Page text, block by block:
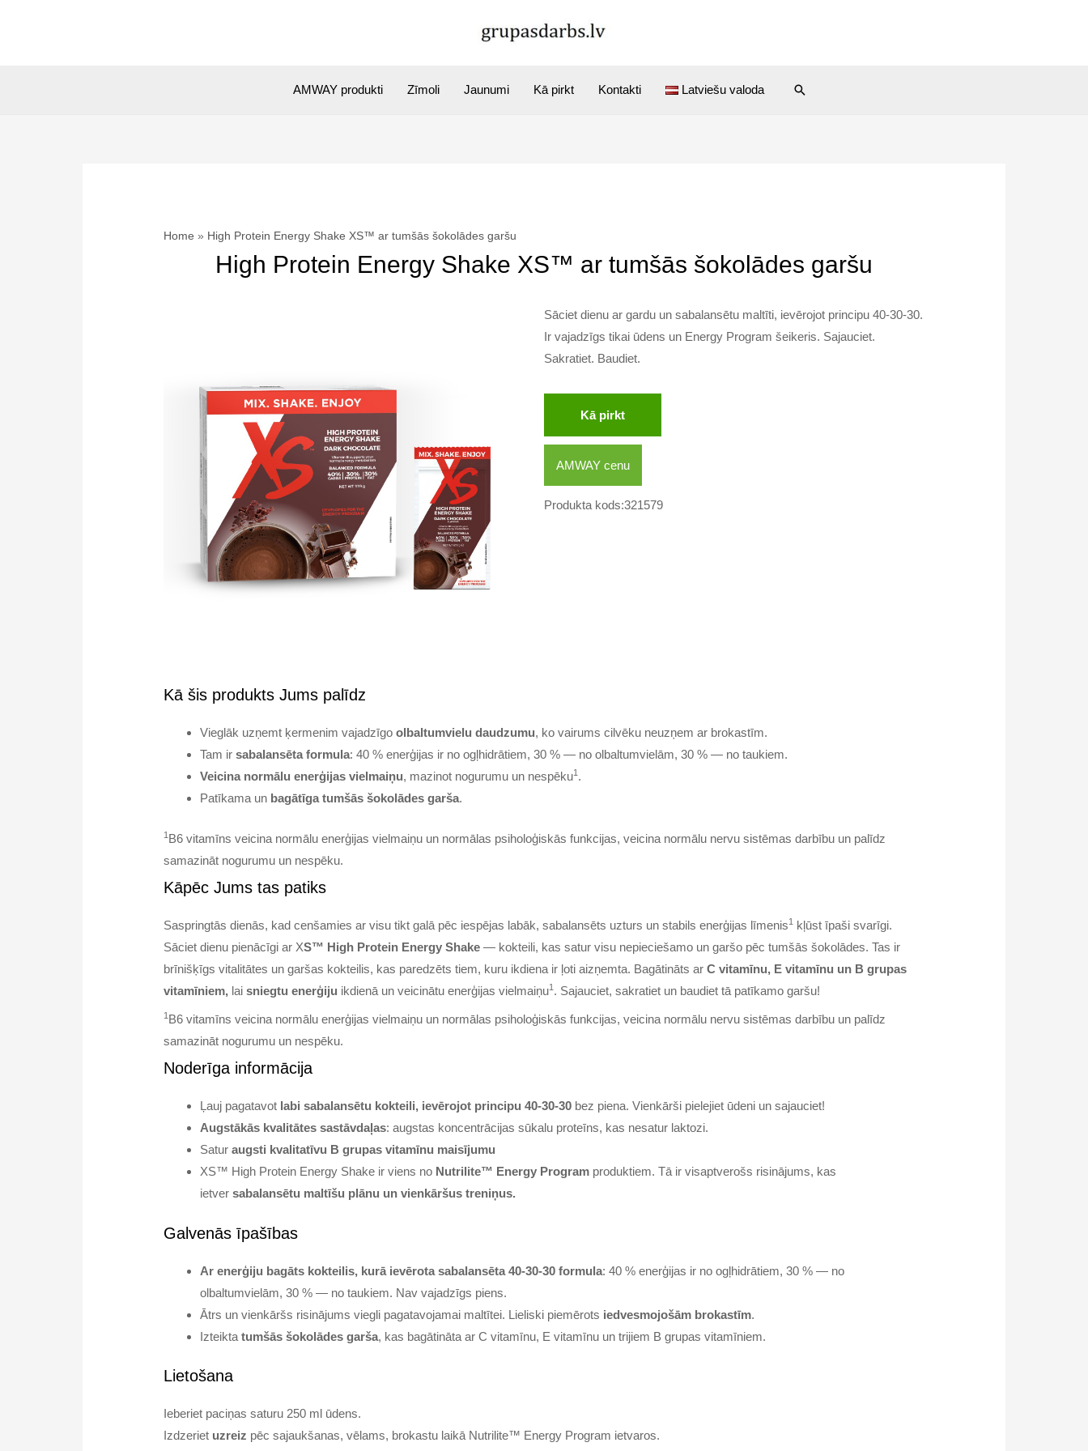
AMWAY produkti Zīmoli Jaunumi Kā pirkt Kontakti Latviešu valoda Search
Home High Protein Energy Shake XS™ ar tumšās šokolādes garšu
High Protein Energy Shake XS™ ar tumšās šokolādes garšu
Sāciet dienu ar gardu un sabalansētu maltīti, ievērojot principu 40-30-30.
Ir vajadzīgs tikai ūdens un Energy Program šeikeris. Sajauciet.
Sakratiet. Baudiet.
Kā pirkt
AMWAY cenu
Produkta kods:321579
Kā šis produkts Jums palīdz
Vieglāk uzņemt ķermenim vajadzīgoolbaltumvielu daudzumu, ko vairums cilvēku neuzņem ar brokastīm.
Tam irsabalansēta formula: 40 % enerģijas ir no ogļhidrātiem, 30 % — no olbaltumvielām, 30 % — no taukiem.
Veicina normālu enerģijas vielmaiņu, mazinot nogurumu un nespēku1.
Patīkama un bagātīga tumšās šokolādes garša.
1 B6 vitamīns veicina normālu enerģijas vielmaiņu un normālas psiholoģiskās funkcijas, veicina normālu nervu sistēmas darbību un palīdz
samazināt nogurumu un nespēku.
Kāpēc Jums tas patiks
Saspringtās dienās, kad cenšamies ar visu tikt galā pēc iespējas labāk, sabalansēts uzturs un stabils enerģijas līmenis1 kļūst īpaši svarīgi.
Sāciet dienu pienācīgi ar XS™ High Protein Energy Shake — kokteili, kas satur visu nepieciešamo un garšo pēc tumšās šokolādes. Tas ir
brīnišķīgs vitalitātes un garšas kokteilis, kas paredzēts tiem, kuru ikdiena ir ļoti aizņemta. Bagātināts arC vitamīnu, E vitamīnu un B grupas
vitamīniem, laisniegtu enerģiju ikdienā un veicinātu enerģijas vielmaiņu1. Sajauciet, sakratiet un baudiet tā patīkamo garšu!
1 B6 vitamīns veicina normālu enerģijas vielmaiņu un normālas psiholoģiskās funkcijas, veicina normālu nervu sistēmas darbību un palīdz
samazināt nogurumu un nespēku.
Noderīga informācija
Ļauj pagatavot labi sabalansētu kokteili, ievērojot principu 40-30-30 bez piena. Vienkārši pielejiet ūdeni un sajauciet!
Augstākās kvalitātes sastāvdaļas: augstas koncentrācijas sūkalu proteīns, kas nesatur laktozi.
Saturaugsti kvalitatīvu B grupas vitamīnu maisījumu
XS™ High Protein Energy Shake ir viens no Nutrilite™ Energy Program produktiem. Tā ir visaptverošs risinājums, kas
ietversabalansētu maltīšu plānu un vienkāršus treniņus.
Galvenās īpašības
Ar enerģiju bagāts kokteilis, kurā ievērota sabalansēta 40-30-30 formula: 40 % enerģijas ir no ogļhidrātiem, 30 % — no
olbaltumvielām, 30 % — no taukiem. Nav vajadzīgs piens.
Ātrs un vienkāršs risinājums viegli pagatavojamai maltītei. Lieliski piemērots iedvesmojošām brokastīm.
Izteiktatumšās šokolādes garša, kas bagātināta ar C vitamīnu, E vitamīnu un trijiem B grupas vitamīniem.
Lietošana
Ieberiet paciņas saturu 250 ml ūdens.
Izdzeriet uzreiz pēc sajaukšanas, vēlams, brokastu laikā Nutrilite™ Energy Program ietvaros.